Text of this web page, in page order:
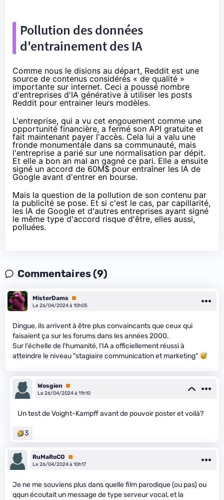
Pollution des données
d'entrainement des IA
Comme nous le disions au départ, Reddit est une
source de contenus considérés « de qualité »
importante sur internet. Ceci a poussé nombre
d'entreprises d'IA générative à utiliser les posts
Reddit pour entrainer leurs modèles.
L'entreprise, qui a vu cet engouement comme une
opportunité financière, a fermé son API gratuite et
fait maintenant payer l'accès. Cela lui a valu une
fronde monumentale dans sa communauté, mais
l'entreprise a parié sur une normalisation par dépit.
Et elle a bon an mal an gagné ce pari. Elle a ensuite
signé un accord de 60M$ pour entraîner les IA de
Google avant d'entrer en bourse.
Mais la question de la pollution de son contenu par
la publicité se pose. Et si c'est le cas, par capillarité,
les IA de Google et d'autres entreprises ayant signé
le même type d'accord risque d'être, elles aussi,
polluées.
Commentaires (9)
MisterDams Premium
Le 26/04/2024 à 10h05
Dingue, ils arrivent à être plus convaincants que ceux qui
faisaient ça sur les forums dans les années 2000.
Sur l'échelle de l'humanité, l'IA a officiellement réussi à
atteindre le niveau "stagiaire communication et marketing"
Wosgien
Premium
Le 26/04/2024 à 11h10
Un test de Voight-Kampff avant de pouvoir poster et voilà?
3
RuMaRoCO
Premium
Le 26/04/2024 à 10h17
Je ne me souviens plus dans quelle film parodique (ou pas) ou
qqun écoutait un message de type serveur vocal, et la